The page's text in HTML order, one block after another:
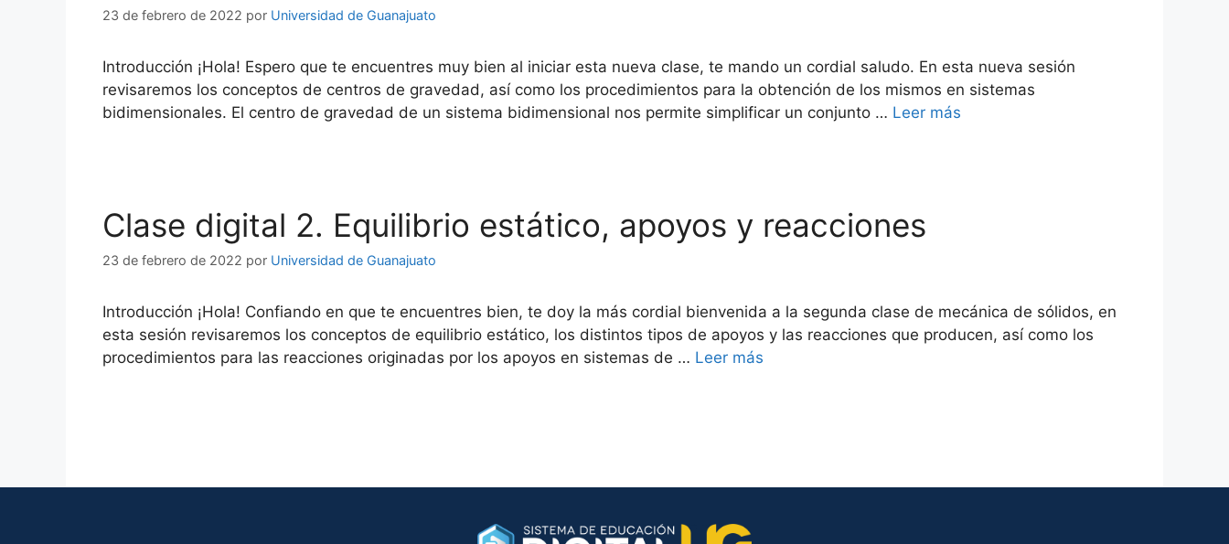
23 de febrero de 2022 por Universidad de Guanajuato
Introducción ¡Hola! Espero que te encuentres muy bien al iniciar esta nueva clase, te mando un cordial saludo. En esta nueva sesión
revisaremos los conceptos de centros de gravedad, así como los procedimientos para la obtención de los mismos en sistemas
bidimensionales. El centro de gravedad de un sistema bidimensional nos permite simplificar un conjunto … Leer más
Clase digital 2. Equilibrio estático, apoyos y reacciones
23 de febrero de 2022 por Universidad de Guanajuato
Introducción ¡Hola! Confiando en que te encuentres bien, te doy la más cordial bienvenida a la segunda clase de mecánica de sólidos, en
esta sesión revisaremos los conceptos de equilibrio estático, los distintos tipos de apoyos y las reacciones que producen, así como los
procedimientos para las reacciones originadas por los apoyos en sistemas de … Leer más